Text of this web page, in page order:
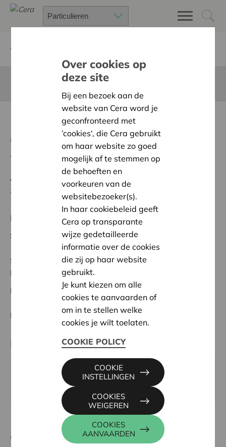
Deze pagina is niet vertaald in het Nederlands
Diminution des
consommations
Terug naar overzicht
Ambitie:
Een solidaire, respectvolle samenleving
zonder drempels
Regionaal Project
Startdatum:
19/02/2024
Status:
In behandeling
Brussel/Bruxelles
Datum:
19/02/2024
Beslissing: Goedgekeurd
Partner
FRIGO RéCUP 1170, RUE DES GARENNES 101, 1170
WATERMAEL-BOITSFORT
Contactpersoon
Over cookies op
deze site
Bij een bezoek aan de
website van Cera word je
geconfronteerd met
’cookies‘, die Cera gebruikt
om haar website zo goed
mogelijk af te stemmen op
de behoeften en
voorkeuren van de
websitebezoeker(s).
In haar cookiebeleid geeft
Cera op transparante
wijze gedetailleerde
informatie over de cookies
die zij op haar website
gebruikt.
Je kunt kiezen om alle
cookies te aanvaarden of
om in te stellen welke
cookies je wilt toelaten.
COOKIE POLICY
COOKIES
AANVAARDEN
COOKIES
WEIGEREN
COOKIE
INSTELLINGEN